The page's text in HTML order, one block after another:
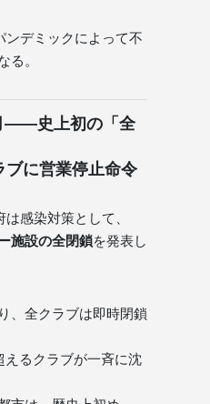
ンデミックによって不
る。
――史上初の「全
ブに営業停止命令
感染対策として、
施設の全閉鎖を発表し
、全クラブは即時閉鎖
えるクラブが一斉に沈